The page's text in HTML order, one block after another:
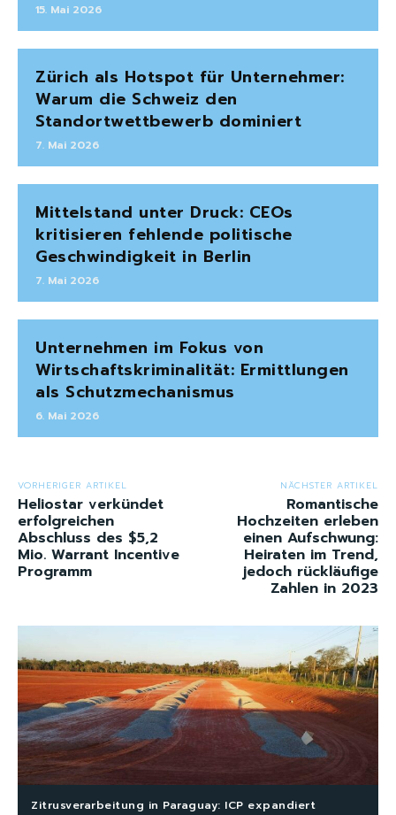
15. Mai 2026
Zürich als Hotspot für Unternehmer:
Warum die Schweiz den
Standortwettbewerb dominiert
7. Mai 2026
Mittelstand unter Druck: CEOs
kritisieren fehlende politische
Geschwindigkeit in Berlin
7. Mai 2026
Unternehmen im Fokus von
Wirtschaftskriminalität: Ermittlungen
als Schutzmechanismus
6. Mai 2026
VORHERIGER ARTIKEL
Heliostar verkündet
erfolgreichen
Abschluss des $5,2
Mio. Warrant Incentive
Programm
NÄCHSTER ARTIKEL
Romantische
Hochzeiten erleben
einen Aufschwung:
Heiraten im Trend,
jedoch rückläufige
Zahlen in 2023
Zitrusverarbeitung in Paraguay: ICP expandiert